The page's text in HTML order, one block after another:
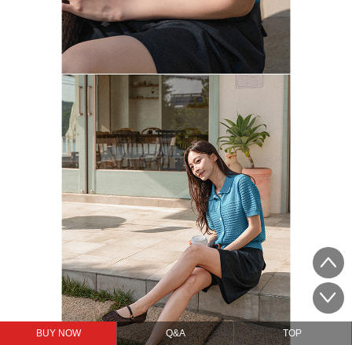
BUY NOW Q&A TOP